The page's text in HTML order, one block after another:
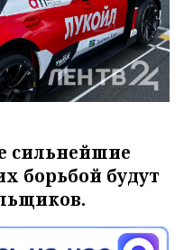
сильнейшие
борьбой будут